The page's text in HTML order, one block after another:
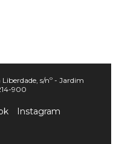
s/nº - Jardim
900
Instagram